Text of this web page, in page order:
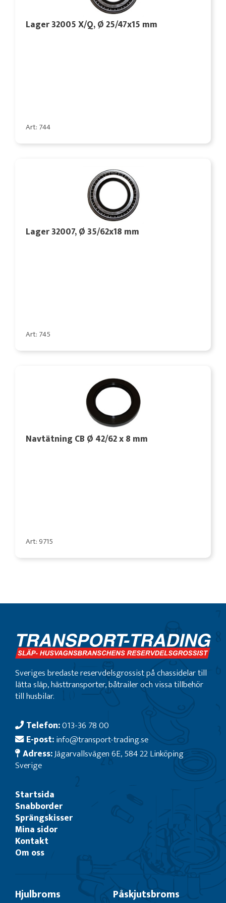
Lager 32005 X/Q, Ø 25/47x15 mm
Art: 744
Lager 32007, Ø 35/62x18 mm
Art: 745
Navtätning CB Ø 42/62 x 8 mm
Art: 9715
Sveriges bredaste reservdelsgrossist på chassidelar till
lätta släp, hästtransporter, båtrailer och vissa tillbehör
till husbilar.
Telefon:013-36 78 00
E-post:info@transport-trading.se
Adress:Jägarvallsvägen 6E, 584 22 Linköping
Sverige
Startsida
Snabborder
Sprängskisser
Mina sidor
Kontakt
Om oss
Hjulbroms Påskjutsbroms